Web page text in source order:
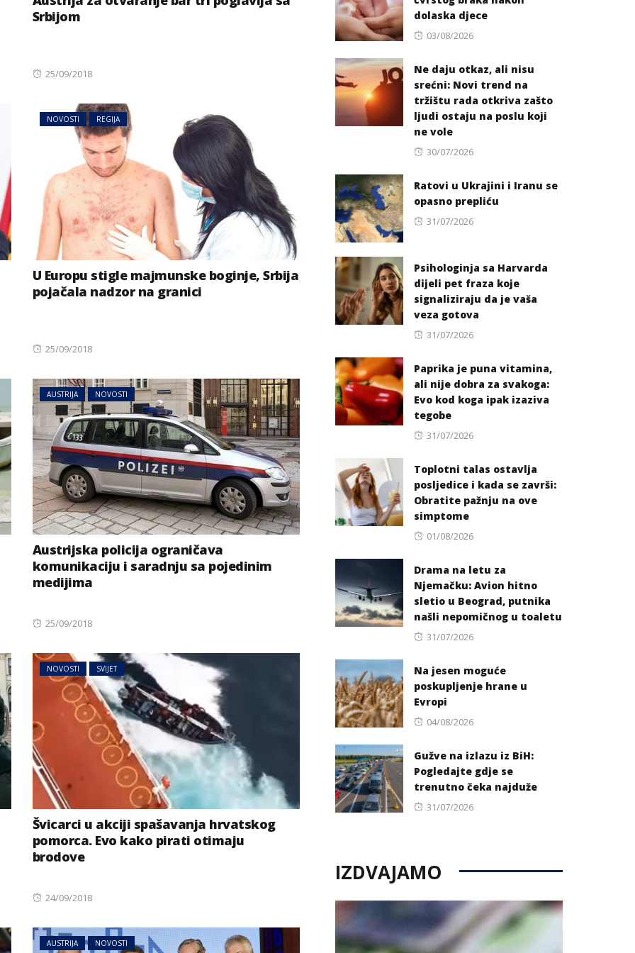
Srbijom
Posted
25/09/2018
NOVOSTI REGIJA
U Europu stigle majmunske boginje, Srbija
pojačala nadzor na granici
Posted
25/09/2018
AUSTRIJA NOVOSTI
Austrijska policija ograničava
komunikaciju i saradnju sa pojedinim
medijima
Posted
25/09/2018
NOVOSTI SVIJET
Švicarci u akciji spašavanja hrvatskog
pomorca. Evo kako pirati otimaju
brodove
Posted
24/09/2018
AUSTRIJA NOVOSTI
dolaska djece
Posted
03/08/2026
Ne daju otkaz, ali nisu
srećni: Novi trend na
tržištu rada otkriva zašto
ljudi ostaju na poslu koji
ne vole
Posted
30/07/2026
Ratovi u Ukrajini i Iranu se
opasno prepliću
Posted
31/07/2026
Psihologinja sa Harvarda
dijeli pet fraza koje
signaliziraju da je vaša
veza gotova
Posted
31/07/2026
Paprika je puna vitamina,
ali nije dobra za svakoga:
Evo kod koga ipak izaziva
tegobe
Posted
31/07/2026
Toplotni talas ostavlja
posljedice i kada se završi:
Obratite pažnju na ove
simptome
Posted
01/08/2026
Drama na letu za
Njemačku: Avion hitno
sletio u Beograd, putnika
našli nepomičnog u toaletu
Posted
31/07/2026
Na jesen moguće
poskupljenje hrane u
Evropi
Posted
04/08/2026
Gužve na izlazu iz BiH:
Pogledajte gdje se
trenutno čeka najduže
Posted
31/07/2026
IZDVAJAMO